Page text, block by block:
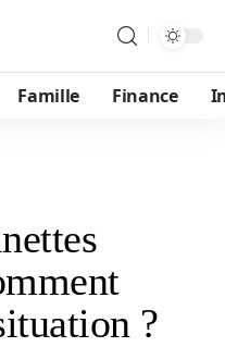
Famille Finance
?